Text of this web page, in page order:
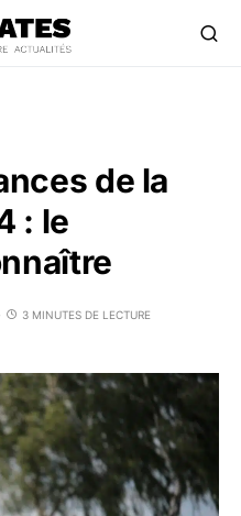
de la
: le
3 MINUTES DE LECTURE